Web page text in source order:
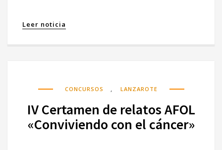
Leer noticia
CONCURSOS , LANZAROTE
IV Certamen de relatos AFOL
«Conviviendo con el cáncer»